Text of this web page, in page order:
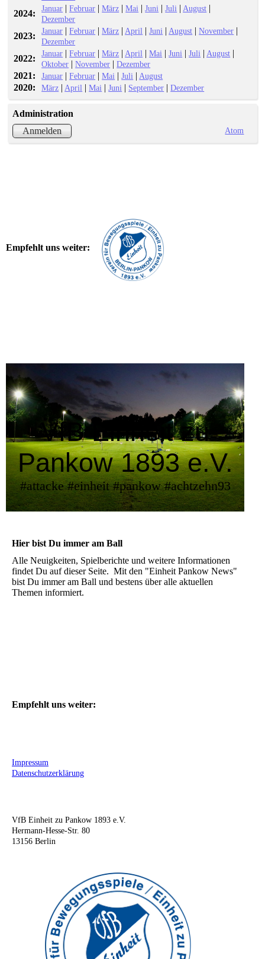
2024: Januar |Februar |März |Mai |Juni |Juli | August |
Dezember
2023: Januar |Februar |März | April |Juni | August |November |
Dezember
2022: Januar |Februar |März | April |Mai |Juni |Juli | August |
Oktober |November |Dezember
2021: Januar |Februar |Mai |Juli | August
2020: März | April |Mai |Juni | September |Dezember
Administration
Anmelden
Atom
Empfehlt uns weiter:
VfB Einheit zu
Pankow 1893 e.V.
#attacke #einheit #pankow #achtzehn93
Hier bist Du immer am Ball
Alle Neuigkeiten, Spielberichte und weitere Informationen
findet Du auf dieser Seite. Mit den "Einheit Pankow News"
bist Du immer am Ball und bestens über alle aktuellen
Themen informiert.
Empfehlt uns weiter:
Impressum
Datenschutzerklärung
VfB Einheit zu Pankow 1893 e.V.
Hermann-Hesse-Str. 80
13156 Berlin